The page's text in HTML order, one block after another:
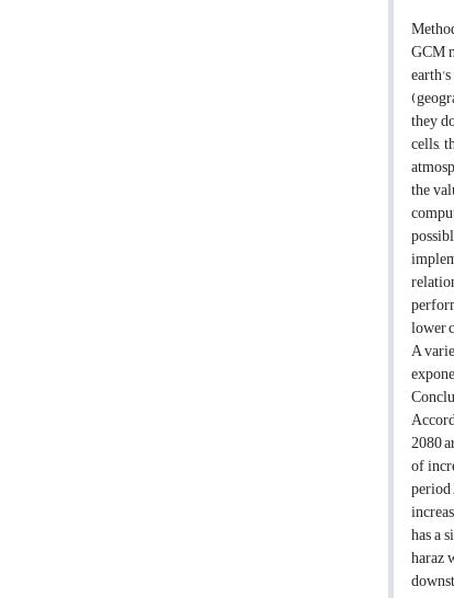
GCM
they
cells,
the
lower
A
2080
of
period
has a
haraz